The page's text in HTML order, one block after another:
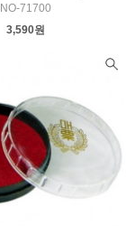
NO-71700
3,590원